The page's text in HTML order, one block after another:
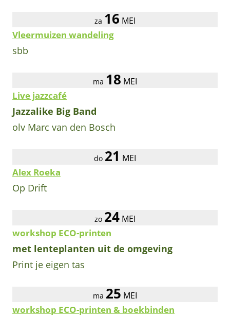
za 16 MEI
Vleermuizen wandeling
sbb
ma 18 MEI
Live jazzcafé
Jazzalike Big Band
olv Marc van den Bosch
do 21 MEI
Alex Roeka
Op Drift
zo 24 MEI
workshop ECO-printen
met lenteplanten uit de omgeving
Print je eigen tas
ma 25 MEI
workshop ECO-printen & boekbinden